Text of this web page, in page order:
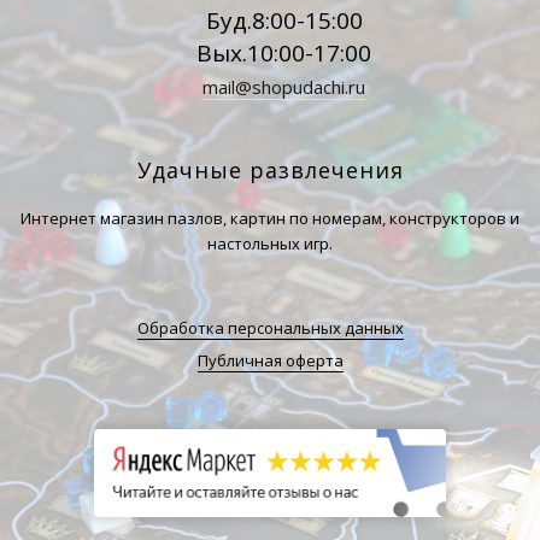
Буд.8:00-15:00
Вых.10:00-17:00
mail@shopudachi.ru
Удачные развлечения
Интернет магазин пазлов, картин по номерам, конструкторов и
настольных игр.
Обработка персональных данных
Публичная оферта